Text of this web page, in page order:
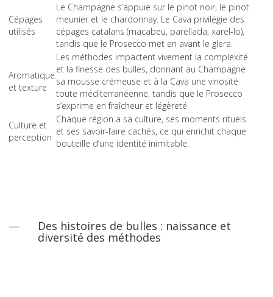
Cépages
utilisés
Le Champagne s’appuie sur le pinot noir, le pinot
meunier et le chardonnay. Le Cava privilégie des
cépages catalans (macabeu, parellada, xarel-lo),
tandis que le Prosecco met en avant le glera.
Aromatique
et texture
Les méthodes impactent vivement la complexité
et la finesse des bulles, donnant au Champagne
sa mousse crémeuse et à la Cava une vinosité
toute méditerranéenne, tandis que le Prosecco
s’exprime en fraîcheur et légèreté.
Culture et
perception
Chaque région a sa culture, ses moments rituels
et ses savoir-faire cachés, ce qui enrichit chaque
bouteille d’une identité inimitable.
Des histoires de bulles : naissance et
diversité des méthodes